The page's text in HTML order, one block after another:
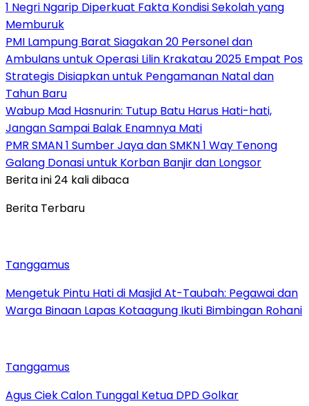
1 Negri Ngarip Diperkuat Fakta Kondisi Sekolah yang
Memburuk
PMI Lampung Barat Siagakan 20 Personel dan
Ambulans untuk Operasi Lilin Krakatau 2025 Empat Pos
Strategis Disiapkan untuk Pengamanan Natal dan
Tahun Baru
Wabup Mad Hasnurin: Tutup Batu Harus Hati-hati,
Jangan Sampai Balak Enamnya Mati
PMR SMAN 1 Sumber Jaya dan SMKN 1 Way Tenong
Galang Donasi untuk Korban Banjir dan Longsor
Berita ini 24 kali dibaca
Berita Terbaru
Tanggamus
Mengetuk Pintu Hati di Masjid At-Taubah: Pegawai dan
Warga Binaan Lapas Kotaagung Ikuti Bimbingan Rohani
Tanggamus
Agus Ciek Calon Tunggal Ketua DPD Golkar